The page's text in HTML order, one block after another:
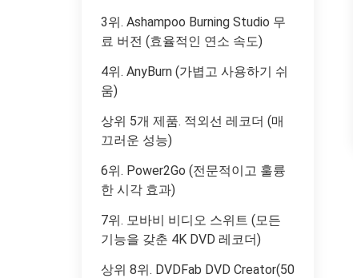
3위. Ashampoo Burning Studio 무
료 버전 (효율적인 연소 속도)
4위. AnyBurn (가볍고 사용하기 쉬
움)
상위 5개 제품. 적외선 레코더 (매
끄러운 성능)
6위. Power2Go (전문적이고 훌륭
한 시각 효과)
7위. 모바비 비디오 스위트 (모든
기능을 갖춘 4K DVD 레코더)
상위 8위. DVDFab DVD Creator(50